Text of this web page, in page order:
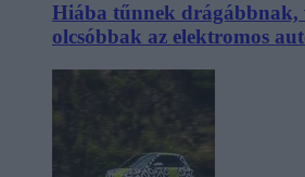
Hiába tűnnek drágábbnak,
olcsóbbak az elektromos